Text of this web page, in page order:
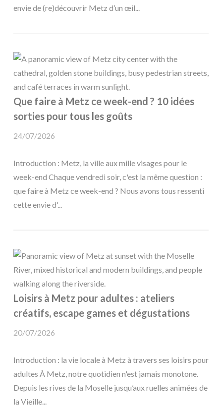
envie de (re)découvrir Metz d’un œil...
Que faire à Metz ce week-end ? 10 idées
sorties pour tous les goûts
24/07/2026
Introduction : Metz, la ville aux mille visages pour le
week-end Chaque vendredi soir, c'est la même question :
que faire à Metz ce week-end ? Nous avons tous ressenti
cette envie d'...
Loisirs à Metz pour adultes : ateliers
créatifs, escape games et dégustations
20/07/2026
Introduction : la vie locale à Metz à travers ses loisirs pour
adultes À Metz, notre quotidien n'est jamais monotone.
Depuis les rives de la Moselle jusqu’aux ruelles animées de
la Vieille...